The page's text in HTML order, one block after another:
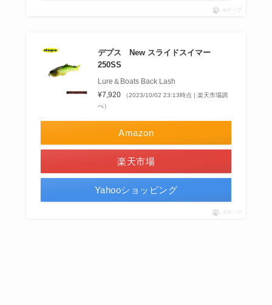
ポチップ
デプス New スライドスイマー
250SS
Lure＆Boats Back Lash
¥7,920
（2023/10/02 23:13時点 | 楽天市場調
べ）
Amazon
楽天市場
Yahooショッピング
ポチップ